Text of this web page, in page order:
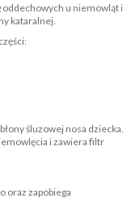
u niemowląt i
kataralnej.
śluzowej nosa dziecka.
i zawiera filtr
oraz zapobiega